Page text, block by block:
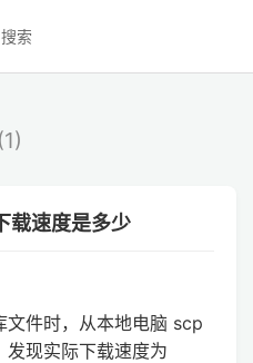
搜索
(1)
载速度是多少
文件时，从本地电脑 scp
现实际下载速度为